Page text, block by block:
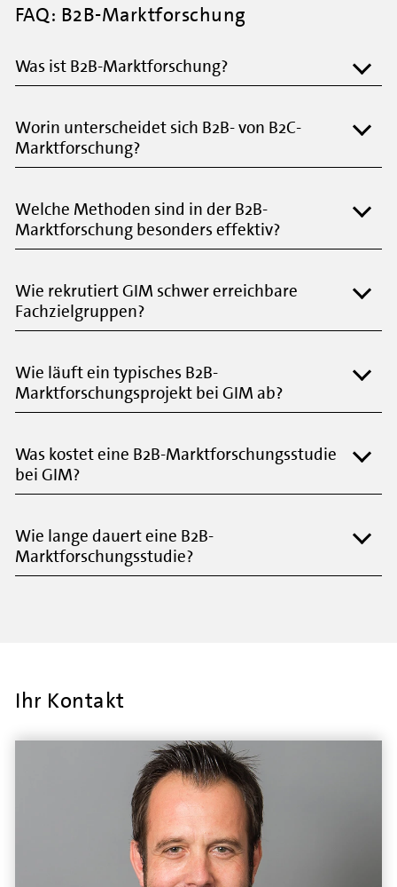
FAQ: B2B-Marktforschung
Was ist B2B-Marktforschung?
Worin unterscheidet sich B2B- von B2C-
Marktforschung?
Welche Methoden sind in der B2B-
Marktforschung besonders effektiv?
Wie rekrutiert GIM schwer erreichbare
Fachzielgruppen?
Wie läuft ein typisches B2B-
Marktforschungsprojekt bei GIM ab?
Was kostet eine B2B-Marktforschungs­studie
bei GIM?
Wie lange dauert eine B2B-
Marktforschungsstudie?
Ihr Kontakt